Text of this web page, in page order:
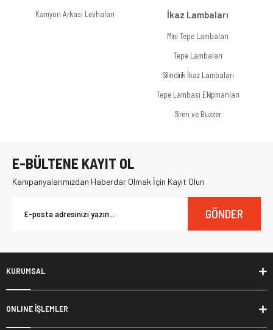
Kamyon Arkası Levhaları
İkaz Lambaları
Mini Tepe Lambaları
Tepe Lambaları
Silindirik İkaz Lambaları
Tepe Lambası Ekipmanları
Siren ve Buzzer
E-BÜLTENE KAYIT OL
Kampanyalarımızdan Haberdar Olmak İçin Kayıt Olun
GÖNDER
KURUMSAL
ONLINE İŞLEMLER